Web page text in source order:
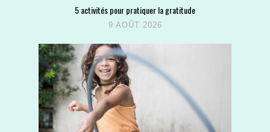
5 activités pour pratiquer la gratitude
9 AOÛT 2026